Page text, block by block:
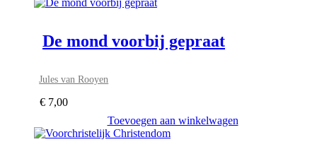
De mond voorbij gepraat
Jules van Rooyen
€ 7,00
Toevoegen aan winkelwagen